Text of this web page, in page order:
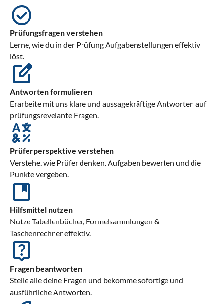
Prüfungsfragen verstehen
Lerne, wie du in der Prüfung Aufgabenstellungen effektiv
löst.
Antworten formulieren
Erarbeite mit uns klare und aussagekräftige Antworten auf
prüfungsrevelante Fragen.
Prüferperspektive verstehen
Verstehe, wie Prüfer denken, Aufgaben bewerten und die
Punkte vergeben.
Hilfsmittel nutzen
Nutze Tabellenbücher, Formelsammlungen &
Taschenrechner effektiv.
Fragen beantworten
Stelle alle deine Fragen und bekomme sofortige und
ausführliche Antworten.